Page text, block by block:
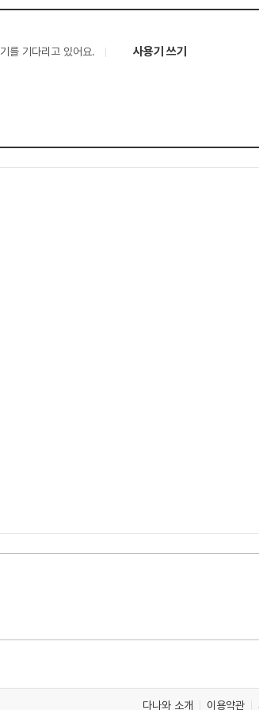
를 기다리고 있어요. 사용기 쓰기
다나와 소개 이용약관